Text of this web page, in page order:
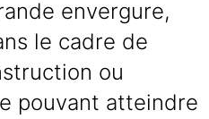
envergure,
le cadre de
ou
pouvant atteindre